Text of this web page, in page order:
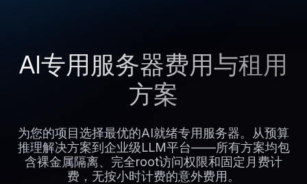
AI专用服务器费用与租用
方案
为您的项目选择最优的AI就绪专用服务器。从预算
推理解决方案到企业级LLM平台——所有方案均包
含裸金属隔离、完全root访问权限和固定月费计
费，无按小时计费的意外费用。